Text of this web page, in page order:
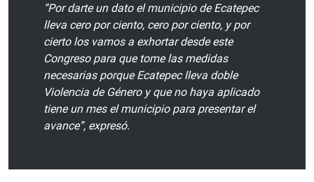
“Por darte un dato el municipio de Ecatepec
lleva cero por ciento, cero por ciento, y por
cierto los vamos a exhortar desde este
Congreso para que tome las medidas
necesarias porque Ecatepec lleva doble
Violencia de Género y que no haya aplicado
tiene un mes el municipio para presentar el
avance”, expresó.